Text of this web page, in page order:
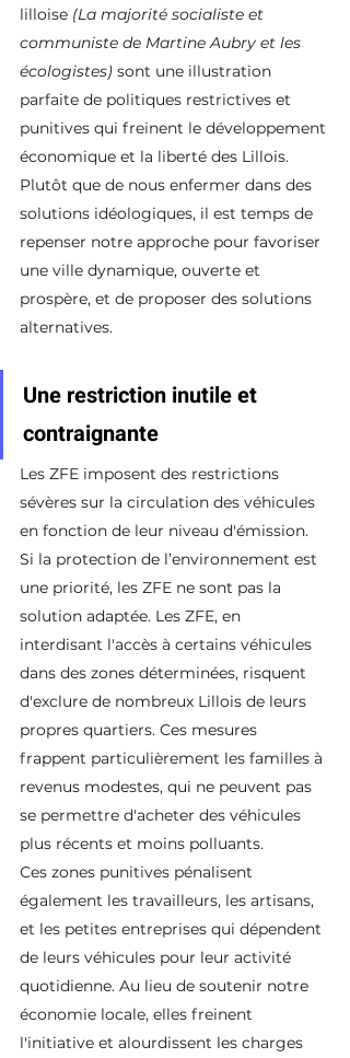
lilloise (La majorité socialiste et
communiste de Martine Aubry et les
écologistes) sont une illustration
parfaite de politiques restrictives et
punitives qui freinent le développement
économique et la liberté des Lillois.
Plutôt que de nous enfermer dans des
solutions idéologiques, il est temps de
repenser notre approche pour favoriser
une ville dynamique, ouverte et
prospère, et de proposer des solutions
alternatives.
Une restriction inutile et
contraignante
Les ZFE imposent des restrictions
sévères sur la circulation des véhicules
en fonction de leur niveau d'émission.
Si la protection de l’environnement est
une priorité, les ZFE ne sont pas la
solution adaptée. Les ZFE, en
interdisant l'accès à certains véhicules
dans des zones déterminées, risquent
d'exclure de nombreux Lillois de leurs
propres quartiers. Ces mesures
frappent particulièrement les familles à
revenus modestes, qui ne peuvent pas
se permettre d'acheter des véhicules
plus récents et moins polluants.
Ces zones punitives pénalisent
également les travailleurs, les artisans,
et les petites entreprises qui dépendent
de leurs véhicules pour leur activité
quotidienne. Au lieu de soutenir notre
économie locale, elles freinent
l'initiative et alourdissent les charges